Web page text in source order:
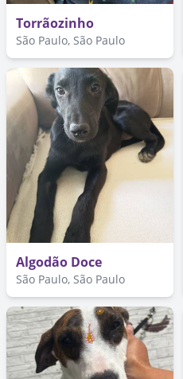
Torrãozinho
São Paulo, São Paulo
Algodão Doce
São Paulo, São Paulo